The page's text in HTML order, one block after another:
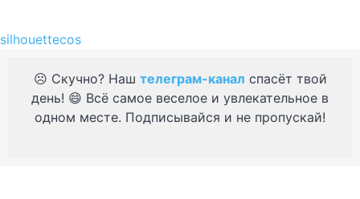
silhouettecos
☹️ Скучно? Наш телеграм-канал спасёт твой
день! 😄 Всё самое веселое и увлекательное в
одном месте. Подписывайся и не пропускай!